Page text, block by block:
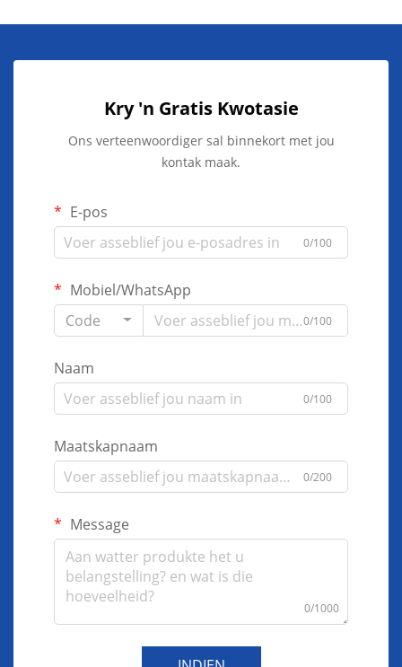
Kry 'n Gratis Kwotasie
Ons verteenwoordiger sal binnekort met jou
kontak maak.
E-pos
0/100
Mobiel/WhatsApp
Code
0/100
Naam
0/100
Maatskapnaam
0/200
Message
0/1000